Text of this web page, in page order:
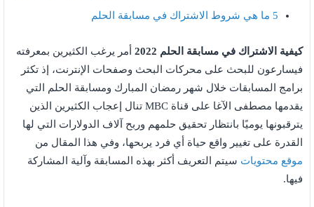
5 ما هي شروط الاشتراك في مسابقة الحلم
كيفية الاشتراك في مسابقة الحلم 2022
أمر يرغب الكثيرين بمعرفته
فيسارعون للبحث على محركات البحث وصفحات الإنترنت، إذ تكثر
برامج المسابقات خلال شهر رمضان المبارك ومسابقة الحلم التي
يقدمها مصطفى الآغا على قناة MBC تنال إعجاب الكثيرين الذين
يترقبونها يوميًا بانتظار تحقيق حلمهم وربح آلاف الدولارات التي لها
القدرة على تغيير واقع حياة أي فرد يربحها، وفي هذا المقال من
موقع محتويات سيتم التعريف أكثر بهذه المسابقة وآلية المشاركة
فيها.